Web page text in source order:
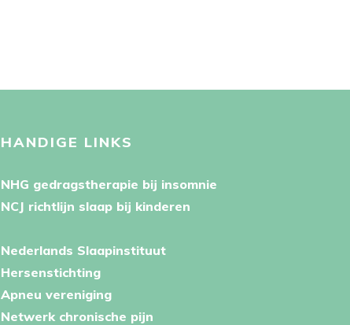
HANDIGE LINKS
NHG gedragstherapie bij insomnie
NCJ richtlijn slaap bij kinderen
Nederlands Slaapinstituut
Hersenstichting
Apneu vereniging
Netwerk chronische pijn